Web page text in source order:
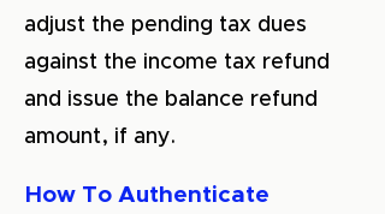
adjust the pending tax dues
against the income tax refund
and issue the balance refund
amount, if any.
How To Authenticate